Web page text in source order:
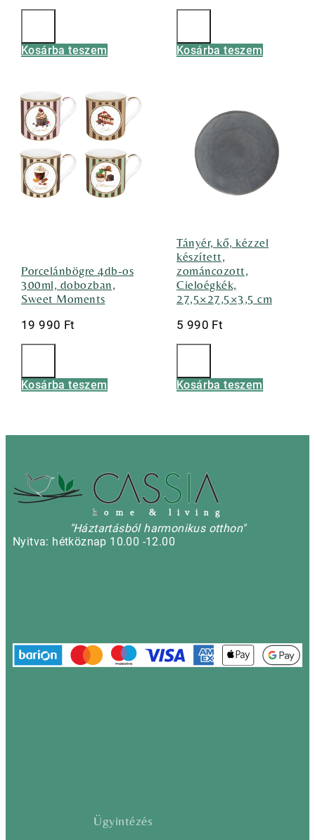
Kosárba teszem Kosárba teszem
Porcelánbögre 4db-os
300ml, dobozban,
Sweet Moments
19 990 Ft
Kosárba teszem
Tányér, kő, kézzel
készített,
zománcozott,
Cieloégkék,
27,5×27,5×3,5 cm
5 990 Ft
Kosárba teszem
h o m e & l i v i n g
"Háztartásból harmonikus otthon"
Nyitva: hétköznap 10.00 -12.00
Ügyintézés